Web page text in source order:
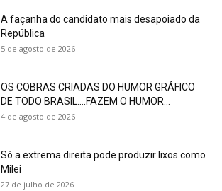
A façanha do candidato mais desapoiado da
República
5 de agosto de 2026
OS COBRAS CRIADAS DO HUMOR GRÁFICO
DE TODO BRASIL….FAZEM O HUMOR...
4 de agosto de 2026
Só a extrema direita pode produzir lixos como
Milei
27 de julho de 2026